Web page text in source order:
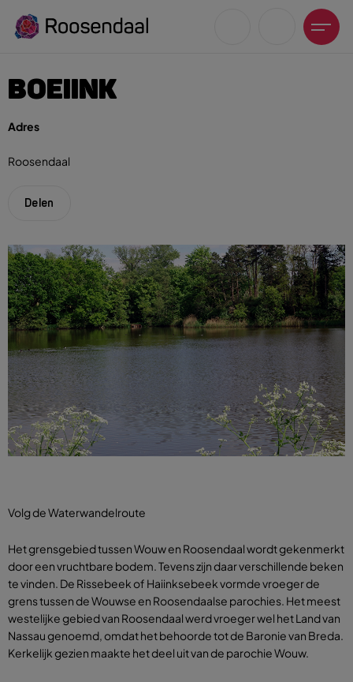
Zoeksuggesties
UITagenda
Fietsen
Winkeltijden en koopzondagen
BOEIINK
Adres
Roosendaal
Delen
Volg de Waterwandelroute
Het grensgebied tussen Wouw en Roosendaal wordt gekenmerkt
door een vruchtbare bodem. Tevens zijn daar verschillende beken
te vinden. De Rissebeek of Haiinksebeek vormde vroeger de
grens tussen de Wouwse en Roosendaalse parochies. Het meest
westelijke gebied van Roosendaal werd vroeger wel het Land van
Nassau genoemd, omdat het behoorde tot de Baronie van Breda.
Kerkelijk gezien maakte het deel uit van de parochie Wouw.